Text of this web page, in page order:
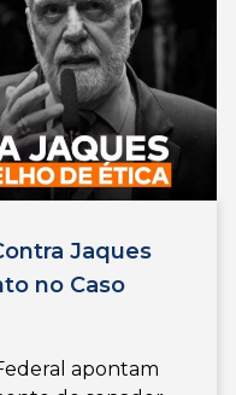
Jaques
no Caso
apontam